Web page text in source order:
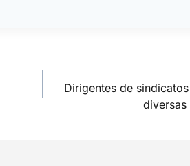
Dirigentes de